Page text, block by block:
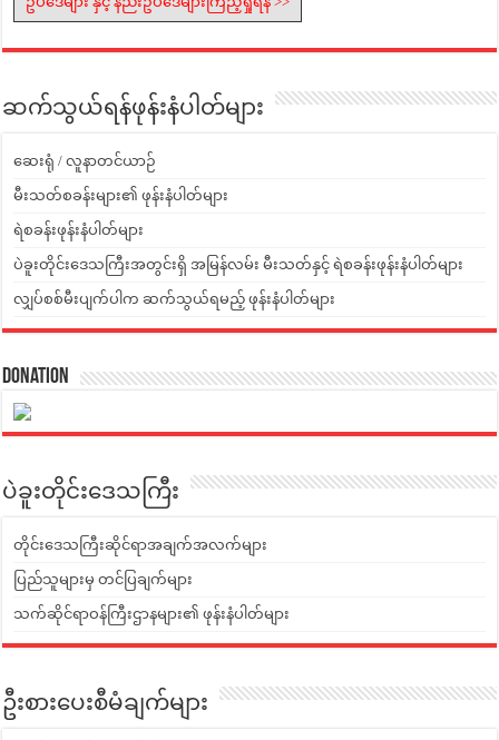
ဆက်သွယ်ရန်ဖုန်းနံပါတ်များ
ဆေးရုံ / လူနာတင်ယာဉ်
မီးသတ်စခန်းများ၏ ဖုန်းနံပါတ်များ
ရဲစခန်းဖုန်းနံပါတ်များ
ပဲခူးတိုင်းဒေသကြီးအတွင်းရှိ အမြန်လမ်း မီးသတ်နှင့် ရဲစခန်းဖုန်းနံပါတ်များ
လျှပ်စစ်မီးပျက်ပါက ဆက်သွယ်ရမည့် ဖုန်းနံပါတ်များ
Donation
ပဲခူးတိုင်းဒေသကြီး
တိုင်းဒေသကြီးဆိုင်ရာအချက်အလက်များ
ပြည်သူများမှ တင်ပြချက်များ
သက်ဆိုင်ရာဝန်ကြီးဌာနများ၏ ဖုန်းနံပါတ်များ
ဦးစားပေးစီမံချက်များ